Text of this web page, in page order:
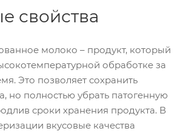
свойства
молоко – продукт, который
обработке за
Это позволяет сохранить
но полностью убрать патогенную
сроки хранения продукта. В
вкусовые качества